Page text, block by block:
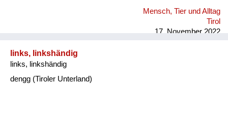
Mensch, Tier und Alltag
Tirol
17. November 2022
links, linkshändig
links, linkshändig
dengg (Tiroler Unterland)